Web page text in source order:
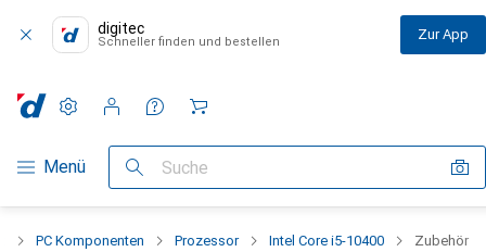
digitec
Schneller finden und bestellen Zur App
Navigation nach Kategorien
Menü Suche
Einstellungen
Kundenkonto
Vergleichslisten
Merklisten
Warenkorb
PC Komponenten Prozessor Intel Core i5-10400 Zubehör